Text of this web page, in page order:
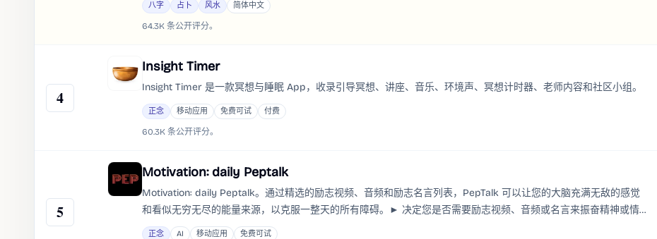
八字 占卜 风水 简体中文
64.3K 条公开评分。
4
Insight Timer
Insight Timer 是一款冥想与睡眠 App，收录引导冥想、讲座、音乐、环境声、冥想计时器、老师内容和社区小组。
正念 移动应用 免费可试 付费
60.3K 条公开评分。
5
Motivation: daily Peptalk
Motivation: daily Peptalk。通过精选的励志视频、音频和励志名言列表，PepTalk 可以让您的大脑充满无敌的感觉
和看似无穷无尽的能量来源，以克服一整天的所有障碍。► 决定您是否需要励志视频、音频或名言来振奋精神或情
绪。
正念 AI 移动应用 免费可试